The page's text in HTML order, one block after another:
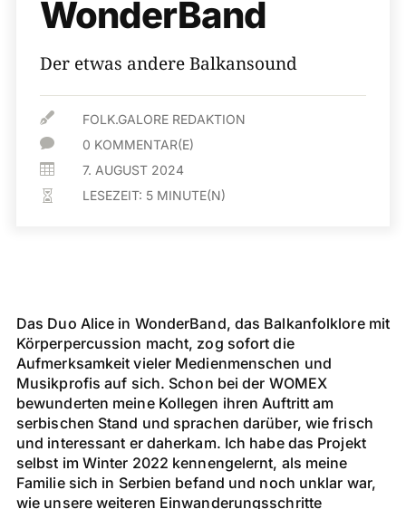
WonderBand
Der etwas andere Balkansound
 FOLK.GALORE REDAKTION
 0 KOMMENTAR(E)
 7. AUGUST 2024
 LESEZEIT: 5 MINUTE(N)
Das Duo Alice in WonderBand, das Balkanfolklore mit
Körperpercussion macht, zog sofort die
Aufmerksamkeit vieler Medienmenschen und
Musikprofis auf sich. Schon bei der WOMEX
bewunderten meine Kollegen ihren Auftritt am
serbischen Stand und sprachen darüber, wie frisch
und interessant er daherkam. Ich habe das Projekt
selbst im Winter 2022 kennengelernt, als meine
Familie sich in Serbien befand und noch unklar war,
wie unsere weiteren Einwanderungsschritte